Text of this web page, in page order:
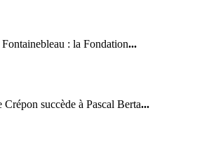
: la Fondation...
succède à Pascal Berta...